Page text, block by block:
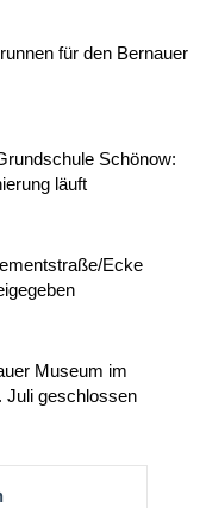
für den Bernauer
Schönow:
läuft
Ecke
Museum im
Juli geschlossen